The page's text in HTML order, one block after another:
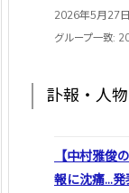
2026年5月27日
グループ一致:
訃報・人
【中村雅俊
報に沈痛…発